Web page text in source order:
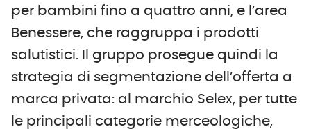
per bambini fino a quattro anni, e l’area
Benessere, che raggruppa i prodotti
salutistici. Il gruppo prosegue quindi la
strategia di segmentazione dell’offerta a
marca privata: al marchio Selex, per tutte
le principali categorie merceologiche,